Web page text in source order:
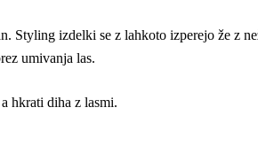
Styling izdelki se z lahkoto izperejo že z
umivanja las.
hkrati diha z lasmi.